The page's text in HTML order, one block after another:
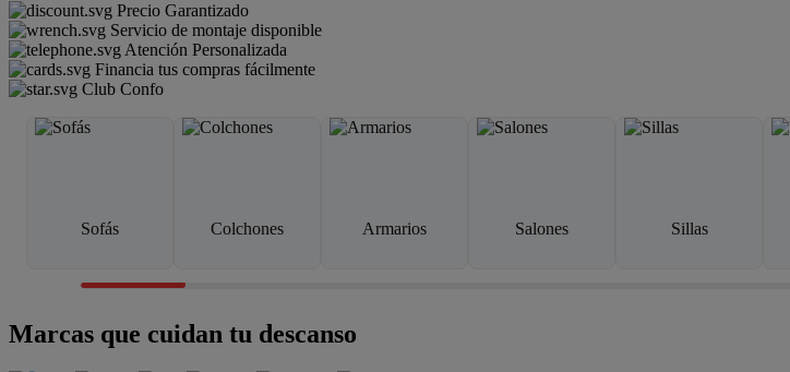
Precio Garantizado
Servicio de montaje disponible
Atención Personalizada
Financia tus compras fácilmente
Club Confo
Sofás Colchones Armarios Salones Sillas
Marcas que cuidan tu descanso